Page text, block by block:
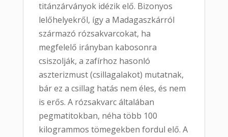
titánzárványok idézik elő. Bizonyos
lelőhelyekről, így a Madagaszkárról
származó rózsakvarcokat, ha
megfelelő irányban kabosonra
csiszolják, a zafírhoz hasonló
aszterizmust (csillagalakot) mutatnak,
bár ez a csillag hatás nem éles, és nem
is erős. A rózsakvarc általában
pegmatitokban, néha több 100
kilogrammos tömegekben fordul elő. A